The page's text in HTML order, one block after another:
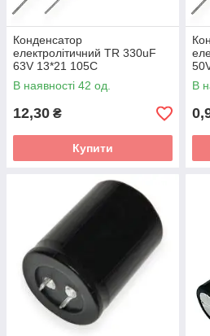
Конденсатор
електролітичний TR 330uF
63V 13*21 105C
В наявності 42 од.
12,30 ₴
Купити
В